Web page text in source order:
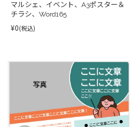
マルシェ、イベント、A3ポスター＆
チラシ、Word165
¥0(税込)